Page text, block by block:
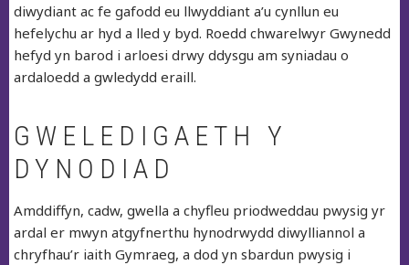
diwydiant ac fe gafodd eu llwyddiant a’u cynllun eu
hefelychu ar hyd a lled y byd. Roedd chwarelwyr Gwynedd
hefyd yn barod i arloesi drwy ddysgu am syniadau o
ardaloedd a gwledydd eraill.
GWELEDIGAETH Y
DYNODIAD
Amddiffyn, cadw, gwella a chyfleu priodweddau pwysig yr
ardal er mwyn atgyfnerthu hynodrwydd diwylliannol a
chryfhau’r iaith Gymraeg, a dod yn sbardun pwysig i